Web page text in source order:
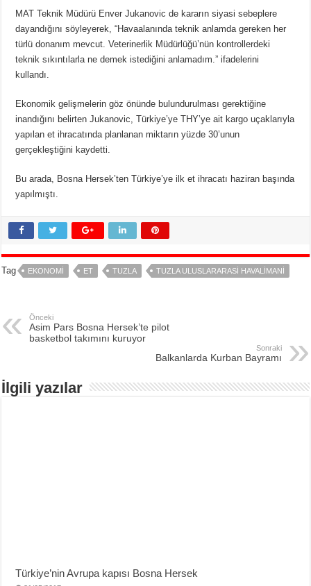
MAT Teknik Müdürü Enver Jukanovic de kararın siyasi sebeplere
dayandığını söyleyerek, “Havaalanında teknik anlamda gereken her
türlü donanım mevcut. Veterinerlik Müdürlüğü’nün kontrollerdeki
teknik sıkıntılarla ne demek istediğini anlamadım.” ifadelerini
kullandı.
Ekonomik gelişmelerin göz önünde bulundurulması gerektiğine
inandığını belirten Jukanovic, Türkiye’ye THY’ye ait kargo uçaklarıyla
yapılan et ihracatında planlanan miktarın yüzde 30’unun
gerçekleştiğini kaydetti.
Bu arada, Bosna Hersek’ten Türkiye’ye ilk et ihracatı haziran başında
yapılmıştı.
Tag EKONOMI ET TUZLA TUZLA ULUSLARARASI HAVALIMANI
Önceki
Asim Pars Bosna Hersek’te pilot
basketbol takımını kuruyor
Sonraki
Balkanlarda Kurban Bayramı
İlgili yazılar
Türkiye’nin Avrupa kapısı Bosna Hersek